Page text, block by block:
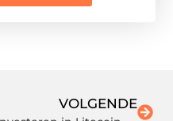
VOLGENDE